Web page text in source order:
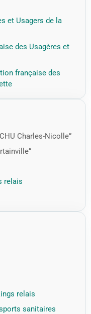
et Usagers de la
des Usagères et
française des
Charles-Nicolle”
relais
relais
sanitaires